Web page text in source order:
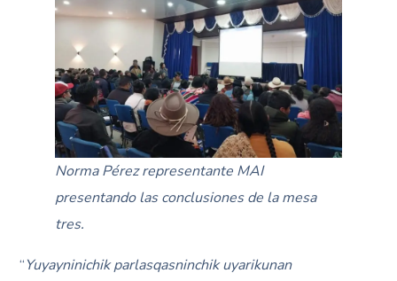
Norma Pérez representante MAI
presentando las conclusiones de la mesa
tres.
“Yuyayninichik parlasqasninchik uyarikunan